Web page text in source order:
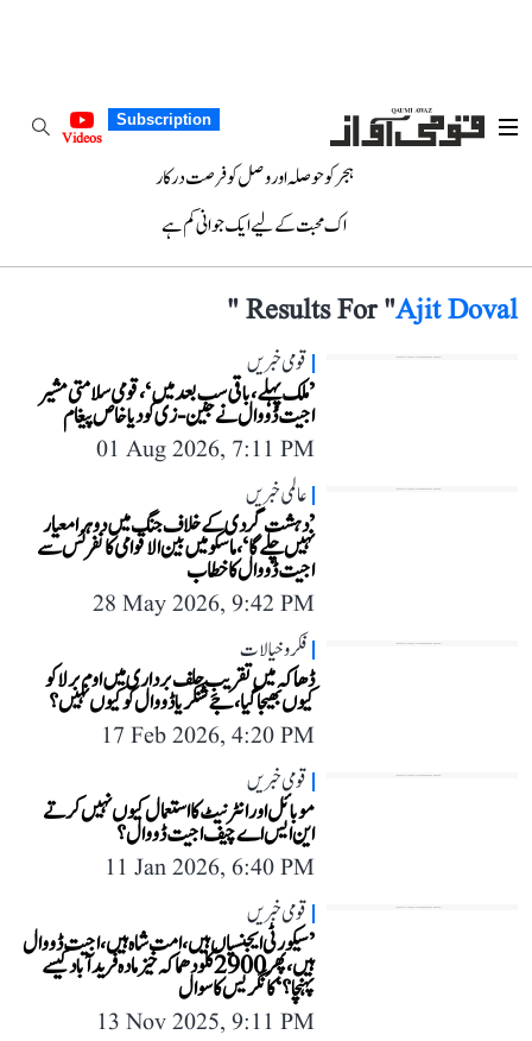
Subscription
Videos
ہجر کو حوصلہ اور وصل کو فرصت درکار
اک محبت کے لیے ایک جوانی کم ہے
Results For "Ajit Doval
"
قومی خبریں
’ملک پہلے، باقی سب بعد میں‘، قومی سلامتی مشیر
اجیت ڈووال نے جین-زی کو دیا خاص پیغام
01 Aug 2026, 7:11 PM
عالمی خبریں
’دہشت گردی کے خلاف جنگ میں دوہرا معیار
نہیں چلے گا‘، ماسکو میں بین الاقوامی کانفرنس سے
اجیت ڈووال کا خطاب
28 May 2026, 9:42 PM
فکر و خیالات
ڈھاکہ میں تقریبِ حلف برداری میں اوم برلا کو
کیوں بھیجا گیا، جے شنکر یا ڈووال کو کیوں نہیں؟
17 Feb 2026, 4:20 PM
قومی خبریں
موبائل اور انٹرنیٹ کا استعمال کیوں نہیں کرتے
این ایس اے چیف اجیت ڈووال؟
11 Jan 2026, 6:40 PM
قومی خبریں
’سیکورٹی ایجنسیاں ہیں، امت شاہ ہیں، اجیت ڈووال
ہیں، پھر 2900 کلو دھماکہ خیز مادہ فرید آباد کیسے
پہنچا؟‘ کانگریس کا سوال
13 Nov 2025, 9:11 PM